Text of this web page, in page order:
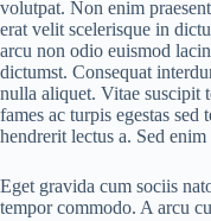
volutpat. Non enim
erat velit scelerisque in
arcu non odio euismod
dictumst. Consequat
nulla aliquet. Vitae suscipit
fames ac turpis egestas
hendrerit lectus a. Sed
Eget gravida cum sociis
tempor commodo. A arcu